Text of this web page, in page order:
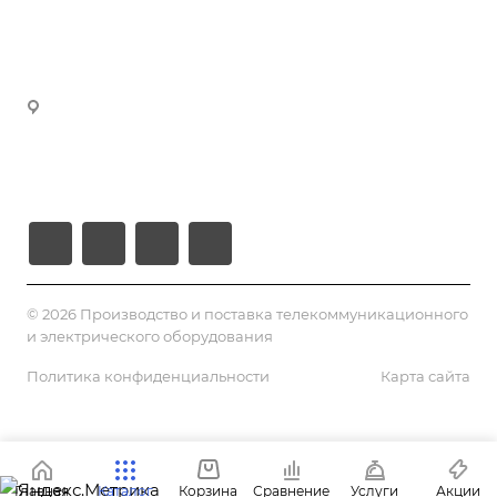
© 2026 Производство и поставка телекоммуникационного
и электрического оборудования
Политика конфиденциальности Карта сайта
Главная Каталог Корзина Сравнение Услуги Акции